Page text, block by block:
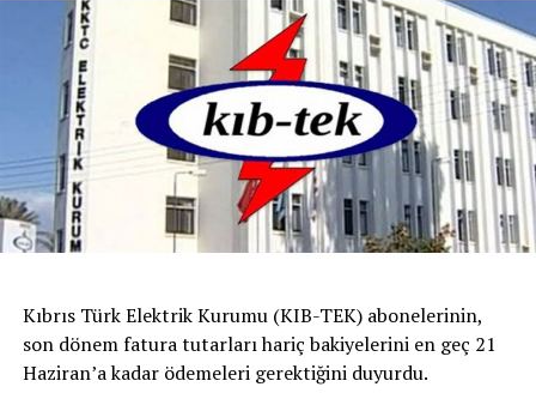
Kıbrıs Türk Elektrik Kurumu (KIB-TEK) abonelerinin,
son dönem fatura tutarları hariç bakiyelerini en geç 21
Haziran’a kadar ödemeleri gerektiğini duyurdu.